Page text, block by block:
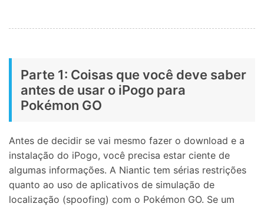
Parte 1: Coisas que você deve saber
antes de usar o iPogo para
Pokémon GO
Antes de decidir se vai mesmo fazer o download e a
instalação do iPogo, você precisa estar ciente de
algumas informações. A Niantic tem sérias restrições
quanto ao uso de aplicativos de simulação de
localização (spoofing) com o Pokémon GO. Se um